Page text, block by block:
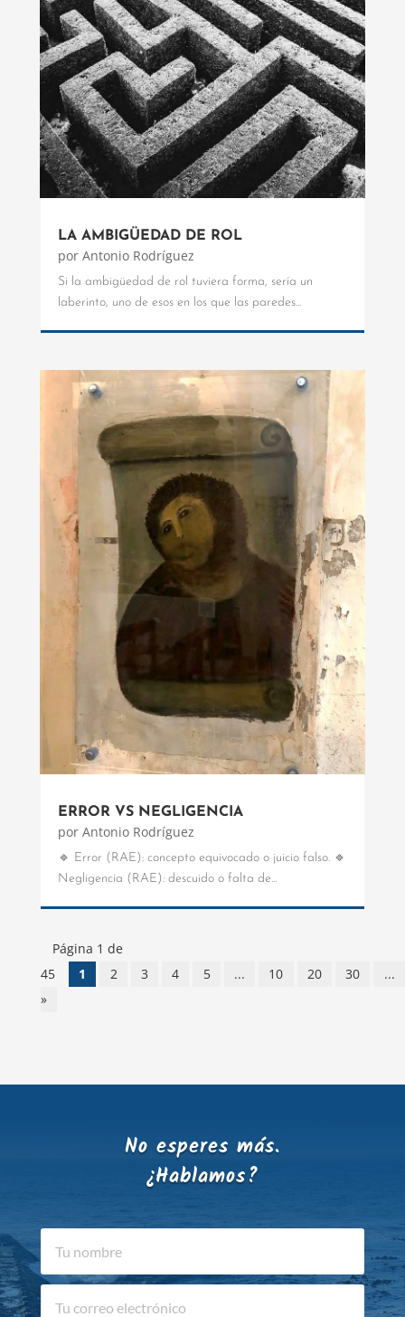
LA AMBIGÜEDAD DE ROL
por Antonio Rodríguez
Si la ambigüedad de rol tuviera forma, sería un
laberinto, uno de esos en los que las paredes...
ERROR VS NEGLIGENCIA
por Antonio Rodríguez
🔹 Error (RAE): concepto equivocado o juicio falso. 🔹
Negligencia (RAE): descuido o falta de...
Página 1 de
45
1 2 3 4 5 ... 10 20 30
...
»
No esperes más.
¿Hablamos?